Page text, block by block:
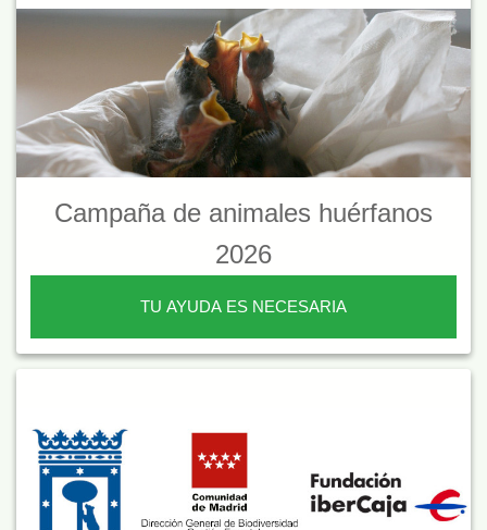
Campaña de animales huérfanos
2026
TU AYUDA ES NECESARIA